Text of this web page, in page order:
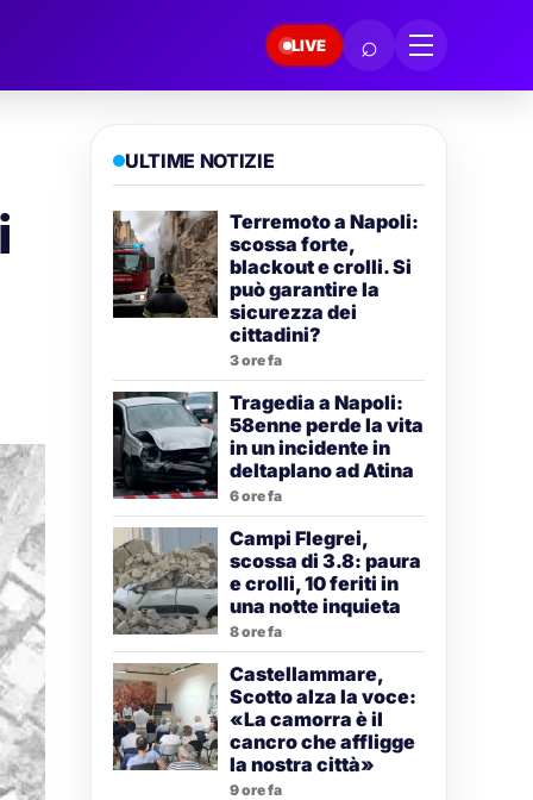
LIVE ⌕
ULTIME NOTIZIE
Terremoto a Napoli:
scossa forte,
blackout e crolli. Si
può garantire la
sicurezza dei
cittadini?
3 ore fa
Tragedia a Napoli:
58enne perde la vita
in un incidente in
deltaplano ad Atina
6 ore fa
Campi Flegrei,
scossa di 3.8: paura
e crolli, 10 feriti in
una notte inquieta
8 ore fa
Castellammare,
Scotto alza la voce:
«La camorra è il
cancro che affligge
la nostra città»
9 ore fa